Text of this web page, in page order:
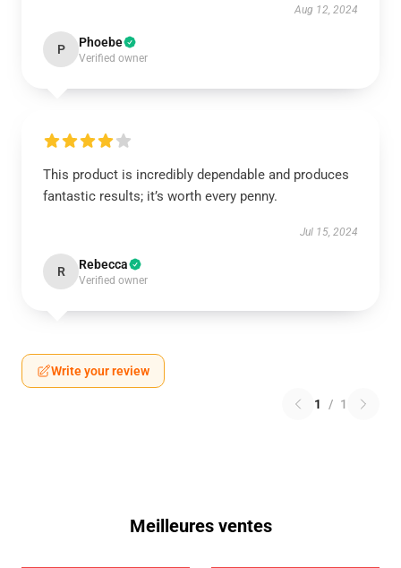
Aug 12, 2024
P Phoebe
Verified owner
This product is incredibly dependable and produces
fantastic results; it’s worth every penny.
Jul 15, 2024
R Rebecca
Verified owner
Write your review
1 / 1
Meilleures ventes